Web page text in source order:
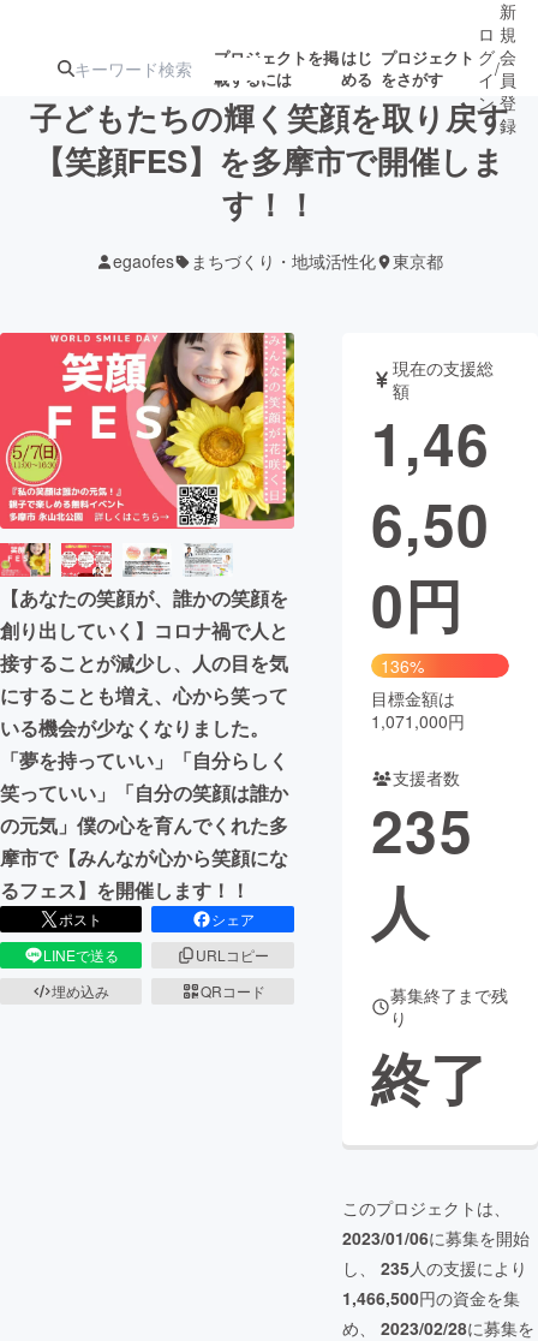
プロジェクトを掲
載するには
はじ
める
プロジェクト
をさがす
注目の新着プロ
ジェクト
募集終了が近いプ
テクノロジー・ガジェット
映像・映画 書籍・雑誌
ビジネス・起業 チャレンジ
まちづくり・地域活性化
CAMPFIRE for Social Good
CAMPFIRE Creation
CAMPFIREふるさと納税machi-ya コミュニティ
ロ
グ
イ
ン
/
新
規
会
員
登
録
子どもたちの輝く笑顔を取り戻す
【笑顔FES】を多摩市で開催しま
す！！
egaofes まちづくり・地域活性化 東京都
【あなたの笑顔が、誰かの笑顔を
創り出していく】コロナ禍で人と
接することが減少し、人の目を気
にすることも増え、心から笑って
いる機会が少なくなりました。
「夢を持っていい」「自分らしく
笑っていい」「自分の笑顔は誰か
の元気」僕の心を育んでくれた多
摩市で【みんなが心から笑顔にな
るフェス】を開催します！！
ポスト
シェア
LINEで送る
URLコピー
埋め込み
QRコード
現在の支援総
額
1,46
6,50
0円
136%
目標金額は
1,071,000円
支援者数
235
人
募集終了まで残
り
終了
このプロジェクトは、
2023/01/06に募集を開始
し、 235人の支援により
1,466,500円の資金を集
め、 2023/02/28に募集を